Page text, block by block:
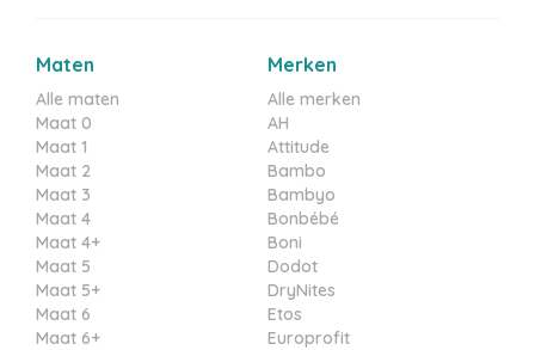
Maten
Alle maten
Maat 0
Maat 1
Maat 2
Maat 3
Maat 4
Maat 4+
Maat 5
Maat 5+
Maat 6
Maat 6+
Merken
Alle merken
AH
Attitude
Bambo
Bambyo
Bonbébé
Boni
Dodot
DryNites
Etos
Europrofit